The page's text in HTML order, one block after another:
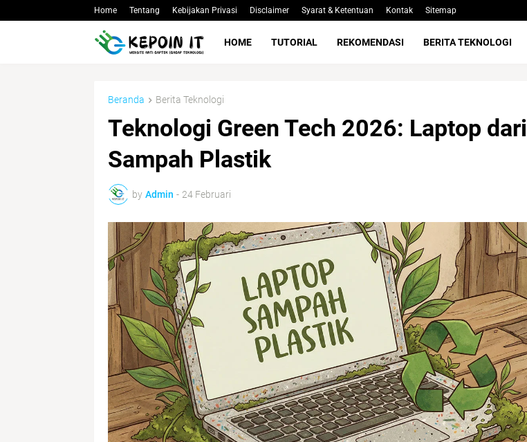
Home Tentang Kebijakan Privasi Disclaimer Syarat & Ketentuan Kontak Sitemap
HOME TUTORIAL REKOMENDASI BERITA TEKNOLOGI
Beranda Berita Teknologi
Teknologi Green Tech 2026: Laptop dari
Sampah Plastik
by Admin - 24 Februari